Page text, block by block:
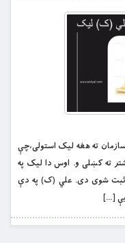
ته هغه ليک استولى،چې
ته کښلى و. اوس دا ليک په
ثبت شوى دى. علي (ک) په دې
[…]